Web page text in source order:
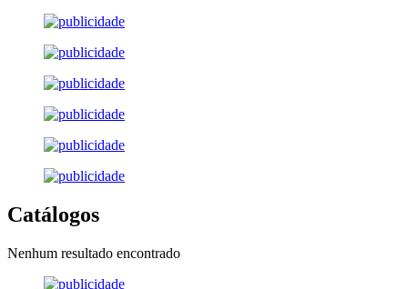
Catálogos
Nenhum resultado encontrado